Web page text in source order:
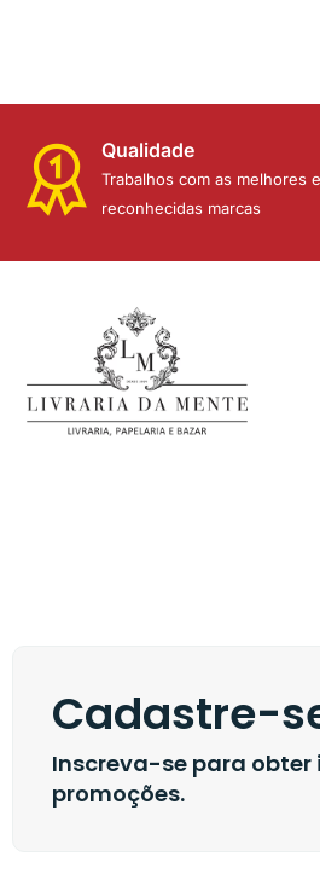
Qualidade
Trabalhos com as melhores
reconhecidas marcas
Cadastre-
Inscreva-se para
promoções.